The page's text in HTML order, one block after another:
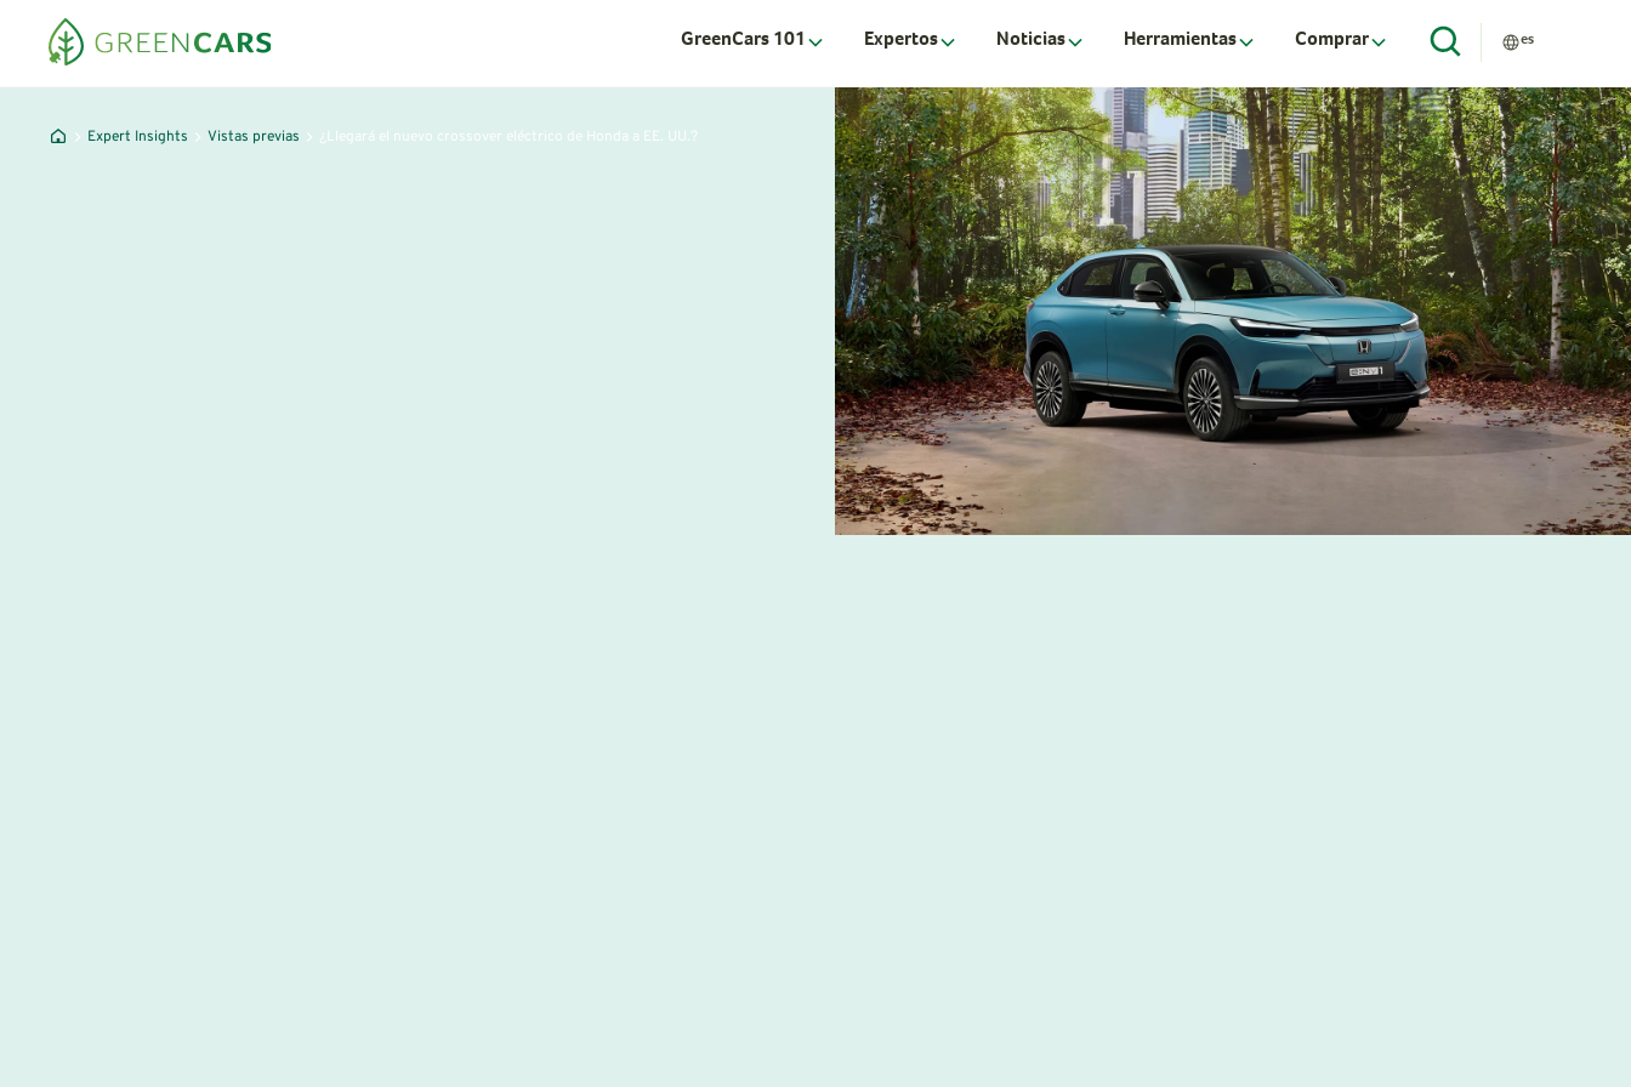
GreenCars 101 Expertos Noticias Herramientas Comprar es
Expert Insights Vistas previas ¿Llegará el nuevo crossover eléctrico de Honda a EE. UU.?